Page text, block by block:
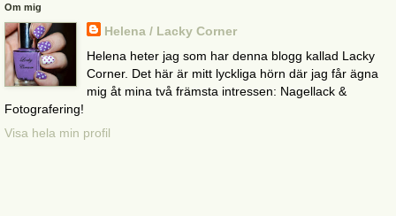
Om mig
Helena / Lacky Corner
Helena heter jag som har denna blogg kallad Lacky
Corner. Det här är mitt lyckliga hörn där jag får ägna
mig åt mina två främsta intressen: Nagellack &
Fotografering!
Visa hela min profil